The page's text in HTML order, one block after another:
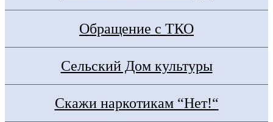
Обращение с ТКО
Сельский Дом культуры
Скажи наркотикам “Нет!“